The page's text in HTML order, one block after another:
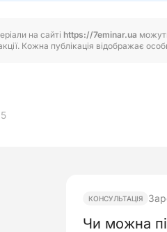
на сайті https://7eminar.ua
Кожна публікація відображає
КОНСУЛЬТАЦІЯ
Чи можна